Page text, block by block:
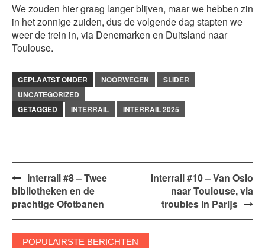
We zouden hier graag langer blijven, maar we hebben zin
in het zonnige zuiden, dus de volgende dag stapten we
weer de trein in, via Denemarken en Duitsland naar
Toulouse.
GEPLAATST ONDER NOORWEGEN
SLIDER
UNCATEGORIZED
GETAGGED
INTERRAIL INTERRAIL 2025
Bericht
navigatie
Interrail #8 – Twee
bibliotheken en de
prachtige Ofotbanen
Interrail #10 – Van Oslo
naar Toulouse, via
troubles in Parijs
POPULAIRSTE BERICHTEN